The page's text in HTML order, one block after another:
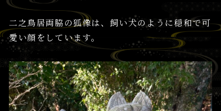
二之鳥居両脇の狐像は、飼い犬のように穏和で可
愛い顔をしています。